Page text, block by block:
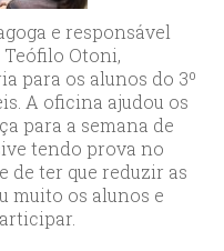
e responsável
Otoni,
para os alunos do 3º
A oficina ajudou os
para a semana de
tendo prova no
de ter que reduzir as
muito os alunos e